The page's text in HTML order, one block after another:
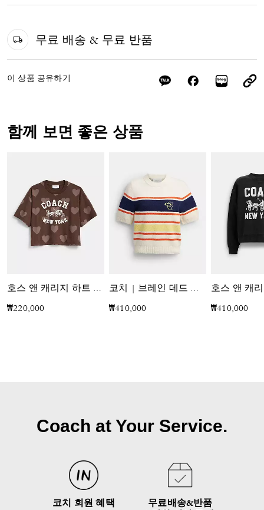
무료 배송 & 무료 반품
이 상품 공유하기
함께 보면 좋은 상품
호스 앤 캐리지 하트 크롭드 티셔츠 인 오가닉 코튼
₩220,000
코치 | 브레인 데드 스트라이프드 니트 탑
₩410,000 ₩410,000
Coach at Your Service.
코치 회원 혜택
무료배송&반품